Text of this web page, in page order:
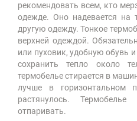
рекомендовать всем, кто
одежде. Оно надевается на
другую одежду. Тонкое
верхней одеждой.
или пуховик, удобную обувь
сохранить тепло около
термобелье стирается в
лучше в горизонтальном
растянулось.
отпаривать.